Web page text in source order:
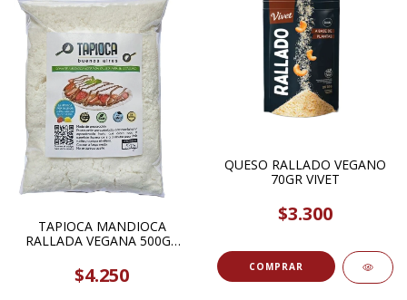
TAPIOCA MANDIOCA
RALLADA VEGANA 500GR
$4.250
QUESO RALLADO VEGANO
70GR VIVET
$3.300